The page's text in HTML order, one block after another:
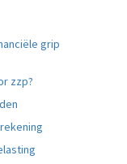
grip
zzp?